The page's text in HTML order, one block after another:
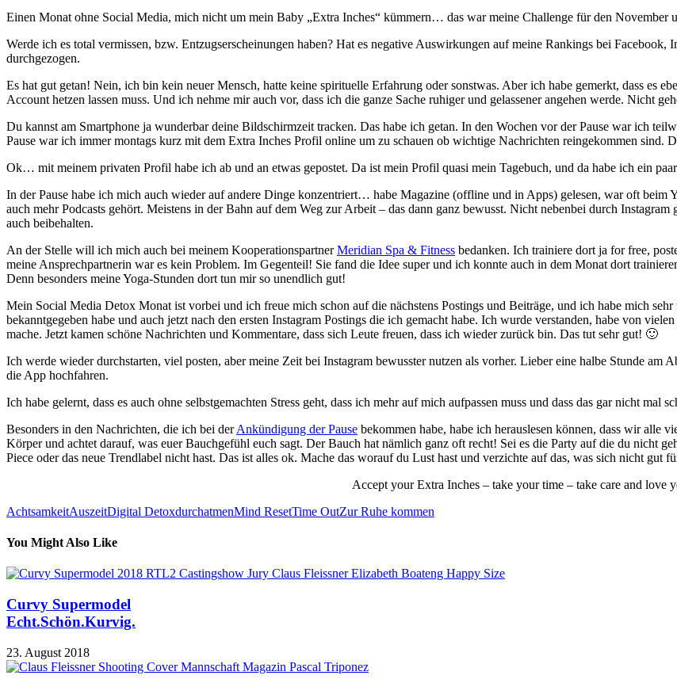
Einen Monat ohne Social Media, mich nicht um mein Baby „Extra Inches“ kümmern… das war meine Challenge für den November
Werde ich es total vermissen, bzw. Entzugserscheinungen haben? Hat es negative Auswirkungen auf meine Rankings bei Facebook,
durchgezogen.
Es hat gut getan! Nein, ich bin kein neuer Mensch, hatte keine spirituelle Erfahrung oder sonstwas. Aber ich habe gemerkt, dass es
Account hetzen lassen muss. Und ich nehme mir auch vor, dass ich die ganze Sache ruhiger und gelassener angehen werde. Nicht
Du kannst am Smartphone ja wunderbar deine Bildschirmzeit tracken. Das habe ich getan. In den Wochen vor der Pause war ich
Pause war ich immer montags kurz mit dem Extra Inches Profil online um zu schauen ob wichtige Nachrichten reingekommen sind.
Ok… mit meinem privaten Profil habe ich ab und an etwas gepostet. Da ist mein Profil quasi mein Tagebuch, und da habe ich ein
In der Pause habe ich mich auch wieder auf andere Dinge konzentriert… habe Magazine (offline und in Apps) gelesen, war oft beim
auch mehr Podcasts gehört. Meistens in der Bahn auf dem Weg zur Arbeit – das dann ganz bewusst. Nicht nebenbei durch
auch beibehalten.
An der Stelle will ich mich auch bei meinem KooperationspartnerMeridian Spa & Fitness bedanken. Ich trainiere dort ja for free,
meine Ansprechpartnerin war es kein Problem. Im Gegenteil! Sie fand die Idee super und ich konnte auch in dem Monat dort
Denn besonders meine Yoga-Stunden dort tun mir so unendlich gut!
Mein Social Media Detox Monat ist vorbei und ich freue mich schon auf die nächstens Postings und Beiträge, und ich habe mich
bekanntgegeben habe und auch jetzt nach den ersten Instagram Postings die ich gemacht habe. Ich wurde verstanden, habe von
mache. Jetzt kamen schöne Nachrichten und Kommentare, dass sich Leute freuen, dass ich wieder zurück bin. Das tut sehr gut! 🙂
Ich werde wieder durchstarten, viel posten, aber meine Zeit bei Instagram bewusster nutzen als vorher. Lieber eine halbe Stunde am
die App hochfahren.
Ich habe gelernt, dass es auch ohne selbstgemachten Stress geht, dass ich mehr auf mich aufpassen muss und dass das gar nicht
Besonders in den Nachrichten, die ich bei derAnkündigung der Pause bekommen habe, habe ich herauslesen können, dass wir alle
Körper und achtet darauf, was euer Bauchgefühl euch sagt. Der Bauch hat nämlich ganz oft recht! Sei es die Party auf die du nicht
Piece oder das neue Trendlabel nicht hast. Das ist alles ok. Mache das worauf du Lust hast und verzichte auf das, was sich nicht gut
Accept your Extra Inches – take your time – take care and love
AchtsamkeitAuszeitDigital DetoxdurchatmenMind ResetTime OutZur Ruhe kommen
You Might Also Like
Curvy Supermodel
Echt.Schön.Kurvig.
23. August 2018